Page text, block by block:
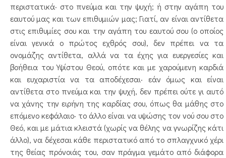
περιστατικά· στο πνεύμα και την ψυχή; ή στην αγάπη του
εαυτού μας και των επιθυμιών μας; Γιατί, αν είναι αντίθετα
στις επιθυμίες σου και την αγάπη του εαυτού σου (ο οποίος
είναι γενικά ο πρώτος εχθρός σου), δεν πρέπει να τα
ονομάζης αντίθετα, αλλά να τα έχης για ευεργεσίες και
βοήθεια του Υψίστου Θεού, οπότε και με χαρούμενη καρδιά
και ευχαριστία να τα αποδέχεσαι· εάν όμως και είναι
αντίθετα στο πνεύμα και την ψυχή, δεν πρέπει ούτε γι αυτό
να χάνης την ειρήνη της καρδίας σου, όπως θα μάθης στο
επόμενο κεφάλαιο· το άλλο είναι να υψώσης τον νού σου στο
Θεό, και με μάτια κλειστά (χωρίς να θέλης να γνωρίζης κάτι
άλλο), να δέχεσαι κάθε περιστατικό από το σπλαγχνικό χέρι
της θείας πρόνοιάς του, σαν πράγμα γεμάτο από διάφορα